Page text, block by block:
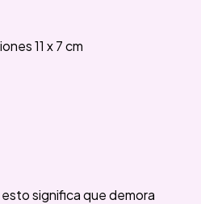
11 x 7 cm
significa que demora